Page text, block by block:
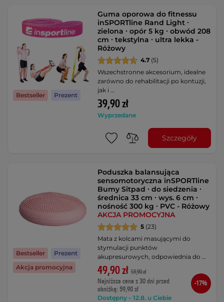
Bestseller Prezent
Guma oporowa do fitnessu
inSPORTline Rand Light ∙
zielona ∙ opór 5 kg ∙ obwód 208
cm ∙ tekstylna ∙ ultra lekka -
Różowy
4.7 (5)
Wszechstronne akcesorium, idealne
zarówno do rehabilitacji po kontuzji,
jak i …
39,90 zł
Wyprzedane
Szczegóły
Bestseller
Prezent
Akcja promocyjna
Poduszka balansująca
sensomotoryczna inSPORTline
Bumy Sitpad ∙ do siedzenia ∙
średnica 33 cm ∙ wys. 6 cm ∙
nośność 300 kg ∙ PVC - Różowy
AKCJA PROMOCYJNA
5 (23)
Mata z kolcami masującymi do
stymulacji punktów
akupresurowych, odpowiednia do …
49,90 zł 59,90 zł
Najniższa cena z 30 dni przed
obniżką: 59,90 zł
Dostępny – 12.8. u Ciebie
-17%